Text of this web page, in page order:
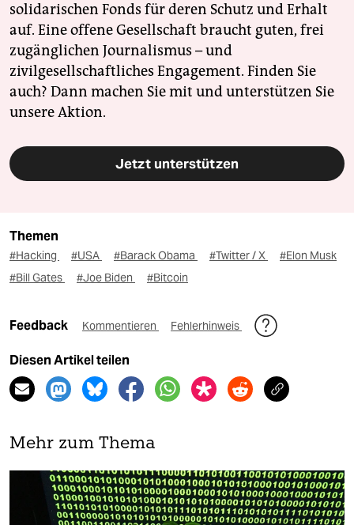
solidarischen Fonds für deren Schutz und Erhalt
auf. Eine offene Gesellschaft braucht guten, frei
zugänglichen Journalismus – und
zivilgesellschaftliches Engagement. Finden Sie
auch? Dann machen Sie mit und unterstützen Sie
unsere Aktion.
Jetzt unterstützen
Themen
#Hacking #USA #Barack Obama #Twitter / X
#Elon Musk
#Bill Gates
#Joe Biden #Bitcoin
Feedback Kommentieren Fehlerhinweis
Diesen Artikel teilen
Mehr zum Thema